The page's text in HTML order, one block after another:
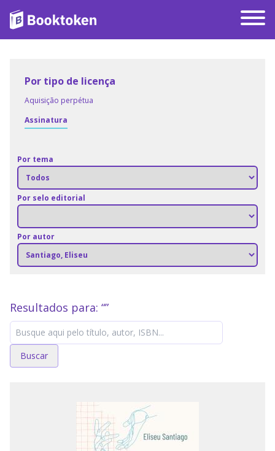
Por tipo de licença
Aquisição perpétua
Assinatura
Por tema
Por selo editorial
Por autor
Resultados para: “”
Buscar